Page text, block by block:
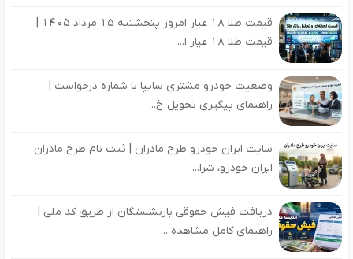
قیمت طلا 18 عیار امروز پنجشنبه 15 مرداد 1405 |
قیمت طلا 18 عیار ا...
وضعیت خودرو مشتری سایپا با شماره درخواست |
راهنمای پیگیری تحویل خ...
سایت ایران خودرو طرح مادران | ثبت نام طرح مادران
ایران خودرو، شرا...
دریافت فیش حقوقی بازنشستگان از طریق کد ملی |
راهنمای کامل مشاهده ...